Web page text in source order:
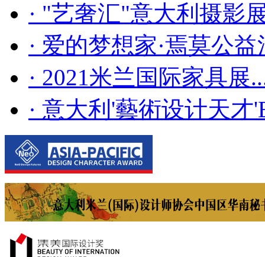
· "艺奢汇"​意大利摄影
· 爱的梦想家·焉莫公益
· 2021米兰国际家具展
· 意大利'藝術设计天才